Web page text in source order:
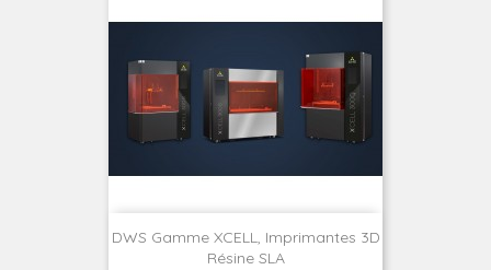
DWS Gamme XCELL, Imprimantes 3D
Résine SLA